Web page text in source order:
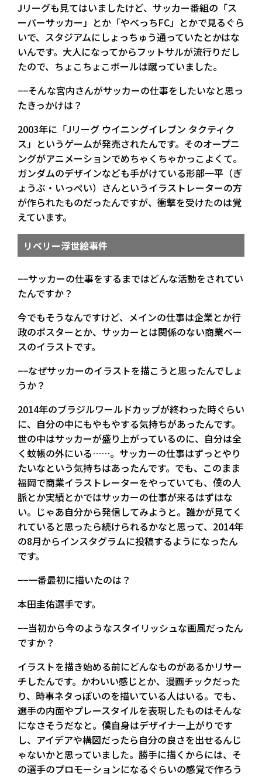
Jリーグも見てはいましたけど、サッカー番組の「ス
ーパーサッカー」とか「やべっちFC」とかで見るぐら
いで、スタジアムにしょっちゅう通っていたとかはな
いんです。大人になってからフットサルが流行りだし
たので、ちょこちょこボールは蹴っていました。
−−そんな宮内さんがサッカーの仕事をしたいなと思っ
たきっかけは？
2003年に「Jリーグ ウイニングイレブン タクティク
ス」というゲームが発売されたんです。そのオープニ
ングがアニメーションでめちゃくちゃかっこよくて。
ガンダムのデザインなども手がけている形部一平（ぎ
ょうぶ・いっぺい）さんというイラストレーターの方
が作られたものだったんですが、衝撃を受けたのは覚
えています。
リベリー浮世絵事件
−−サッカーの仕事をするまではどんな活動をされてい
たんですか？
今でもそうなんですけど、メインの仕事は企業とか行
政のポスターとか、サッカーとは関係のない商業ベー
スのイラストです。
−−なぜサッカーのイラストを描こうと思ったんでしょ
うか？
2014年のブラジルワールドカップが終わった時ぐらい
に、自分の中にもやもやする気持ちがあったんです。
世の中はサッカーが盛り上がっているのに、自分は全
く蚊帳の外にいる……。サッカーの仕事はずっとやり
たいなという気持ちはあったんです。でも、このまま
福岡で商業イラストレーターをやっていても、僕の人
脈とか実績とかではサッカーの仕事が来るはずはな
い。じゃあ自分から発信してみようと。誰かが見てく
れていると思ったら続けられるかなと思って、2014年
の8月からインスタグラムに投稿するようになったん
です。
−−一番最初に描いたのは？
本田圭佑選手です。
−−当初から今のようなスタイリッシュな画風だったん
ですか？
イラストを描き始める前にどんなものがあるかリサー
チしたんです。かわいい感じとか、漫画チックだった
り、時事ネタっぽいのを描いている人はいる。でも、
選手の内面やプレースタイルを表現したものはそんな
になさそうだなと。僕自身はデザイナー上がりです
し、アイデアや構図だったら自分の良さを出せるんじ
ゃないかと思っていました。勝手に描くからには、そ
の選手のプロモーションになるぐらいの感覚で作ろう